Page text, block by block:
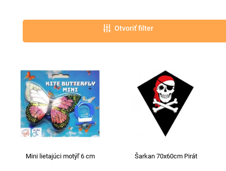
Otvoriť filter
Mini lietajúci motýľ 6 cm Šarkan 70x60cm Pirát